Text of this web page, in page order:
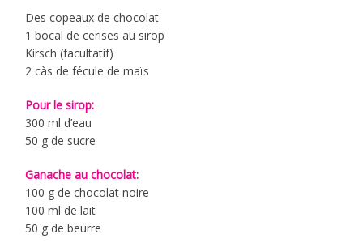
Des copeaux de chocolat
1 bocal de cerises au sirop
Kirsch (facultatif)
2 càs de fécule de maïs
Pour le sirop:
300 ml d’eau
50 g de sucre
Ganache au chocolat:
100 g de chocolat noire
100 ml de lait
50 g de beurre